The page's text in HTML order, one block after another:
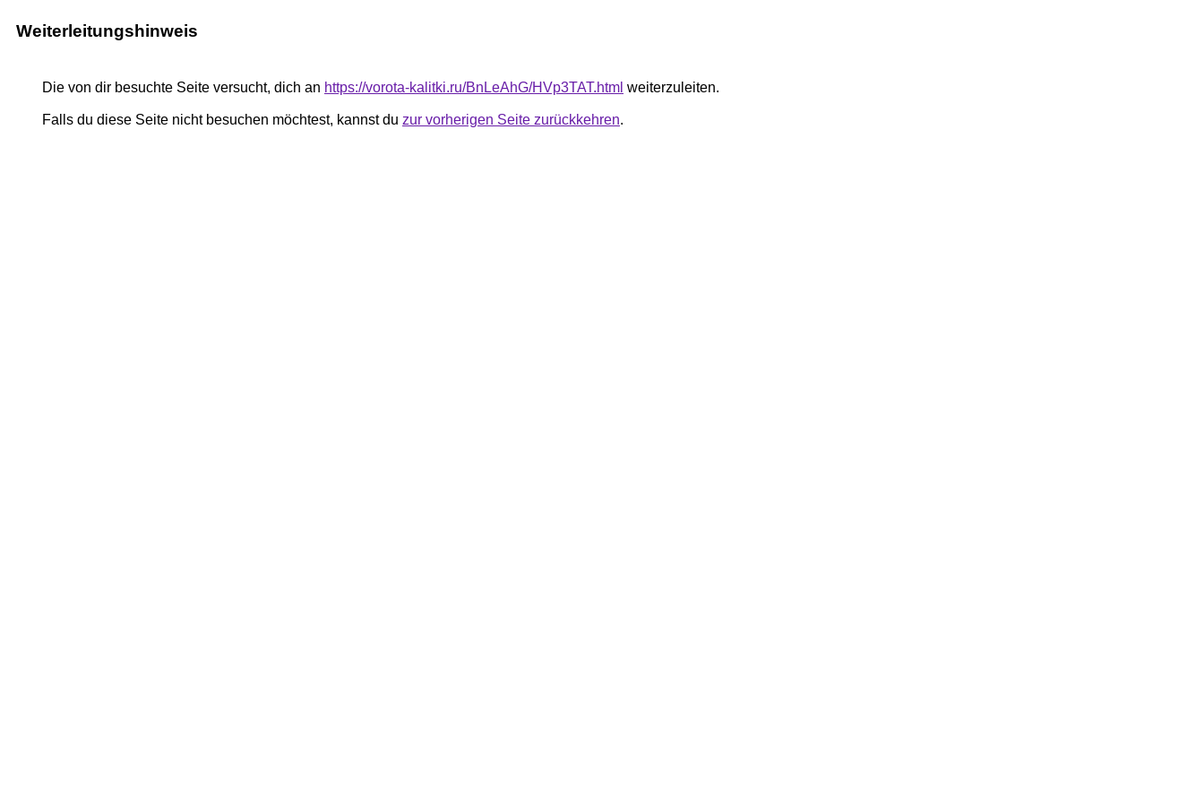
Weiterleitungshinweis
Die von dir besuchte Seite versucht, dich an https://vorota-kalitki.ru/BnLeAhG/HVp3TAT.html weiterzuleiten.
Falls du diese Seite nicht besuchen möchtest, kannst du zur vorherigen Seite zurückkehren.